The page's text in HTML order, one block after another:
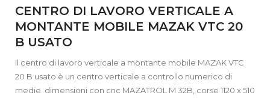
CENTRO DI LAVORO VERTICALE A
MONTANTE MOBILE MAZAK VTC 20
B USATO
Il centro di lavoro verticale a montante mobile MAZAK VTC
20 B usato è un centro verticale a controllo numerico di
medie dimensioni con cnc MAZATROL M 32B, corse 1120 x 510